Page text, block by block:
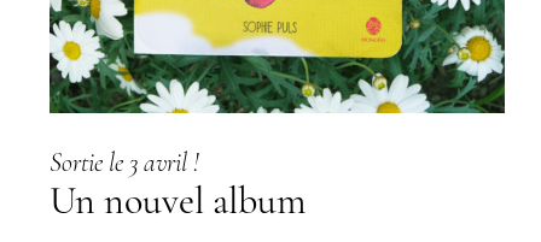
Sortie le 3 avril !
Un nouvel album